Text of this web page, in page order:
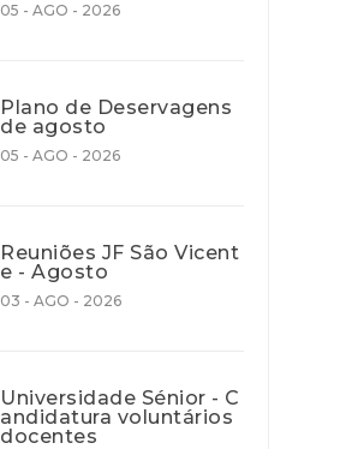
05 - AGO - 2026
Plano de Deservagens
de agosto
05 - AGO - 2026
Reuniões JF São Vicent
e - Agosto
03 - AGO - 2026
Universidade Sénior - C
andidatura voluntários
docentes